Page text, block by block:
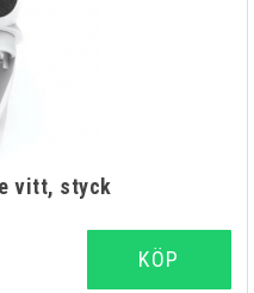
vitt, styck
KÖP